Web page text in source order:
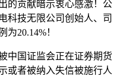
的贡献暗示衷心感激！公
科技无限公司创始人、司
20.14%！
国证监会正在证券期货
或者被纳入失信被施行人